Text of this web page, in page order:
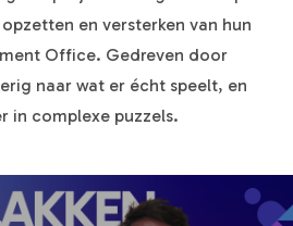
en versterken van hun
Office. Gedreven door
naar wat er écht speelt, en
in complexe puzzels.